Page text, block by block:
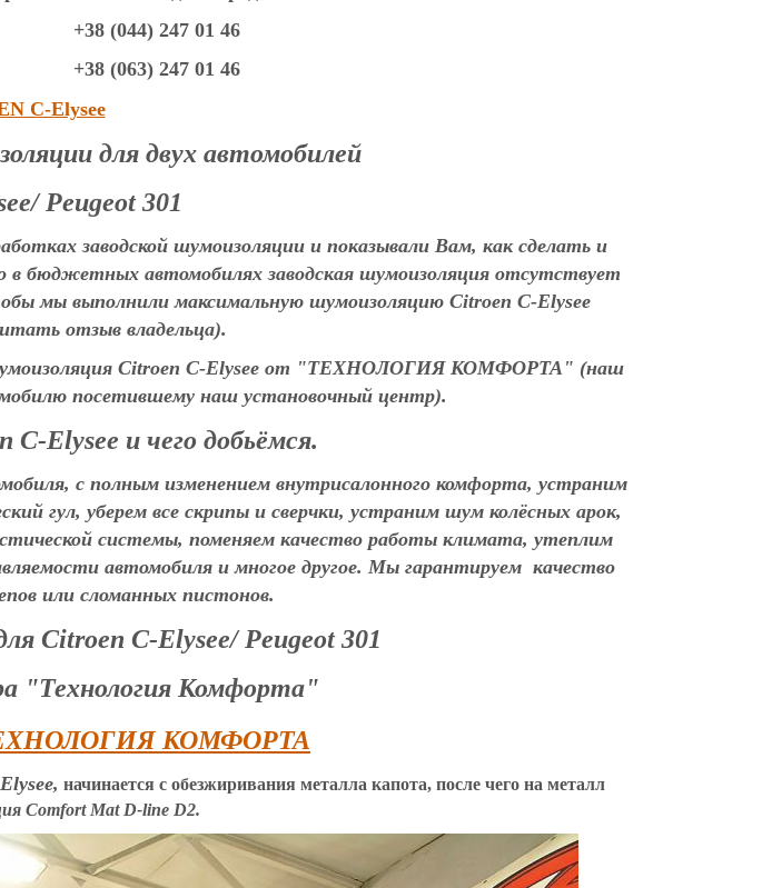
+38 (044) 247 01 46
+38 (063) 247 01 46
для двух автомобилей
Peugeot 301
заводской шумоизоляции и показывали Вам, как сделать и
бюджетных автомобилях заводская шумоизоляция отсутствует
мы выполнили максимальную шумоизоляцию Citroen C-Elysee
отзыв владельца).
Citroen C-Elysee от "ТЕХНОЛОГИЯ КОМФОРТА" (наш
посетившему наш установочный центр).
Elysee и чего добьёмся.
с полным изменением внутрисалонного комфорта, устраним
гул, уберем все скрипы и сверчки, устраним шум колёсных арок,
системы, поменяем качество работы климата, утеплим
автомобиля и многое другое. Мы гарантируем качество
или сломанных пистонов.
Citroen C-Elysee/ Peugeot 301
"Технология Комфорта"
начинается с обезжиривания металла капота, после чего на металл
Comfort Mat D-line D2.